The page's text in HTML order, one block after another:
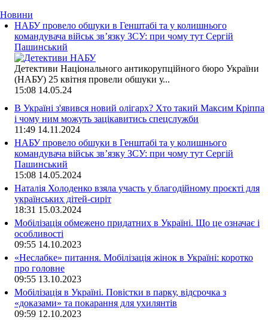
Новини
НАБУ провело обшуки в Генштабі та у колишнього
командувача військ зв’язку ЗСУ: при чому тут Сергій
Пашинський
Детективи Національного антикорупційного бюро України
(НАБУ) 25 квітня провели обшуки у...
15:08 14.05.24
В Україні з'явився новий олігарх? Хто такий Максим Кріппа
і чому ним можуть зацікавитись спецслужби
11:49 14.11.2024
НАБУ провело обшуки в Генштабі та у колишнього
командувача військ зв’язку ЗСУ: при чому тут Сергій
Пашинський
15:08 14.05.2024
Наталія Холоденко взяла участь у благодійному проєкті для
українських дітей-сиріт
18:31 15.03.2024
Мобілізація обмежено придатних в Україні. Що це означає і
особливості
09:55 14.10.2023
«Неслабке» питання. Мобілізація жінок в Україні: коротко
про головне
09:55 13.10.2023
Мобілізація в Україні. Повістки в парку, відсрочка з
«доказами» та покарання для ухилянтів
09:59 12.10.2023